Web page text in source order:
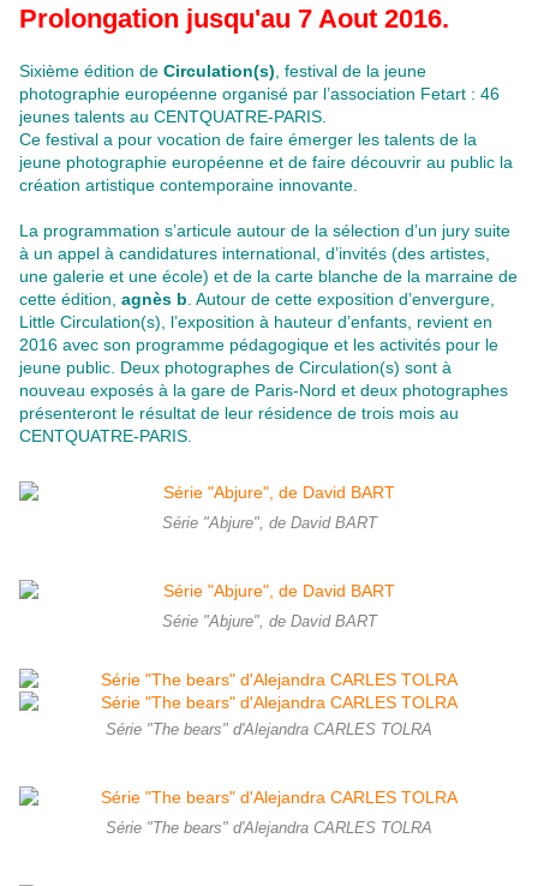
Prolongation jusqu'au 7 Aout 2016.
Sixième édition de Circulation(s) , festival de la jeune
photographie européenne organisé par l’association Fetart : 46
jeunes talents au CENTQUATRE-PARIS.
Ce festival a pour vocation de faire émerger les talents de la
jeune photographie européenne et de faire découvrir au public la
création artistique contemporaine innovante.
La programmation s’articule autour de la sélection d’un jury suite
à un appel à candidatures international, d’invités (des artistes,
une galerie et une école) et de la carte blanche de la marraine de
cette édition, agnès b . Autour de cette exposition d’envergure,
Little Circulation(s), l’exposition à hauteur d’enfants, revient en
2016 avec son programme pédagogique et les activités pour le
jeune public. Deux photographes de Circulation(s) sont à
nouveau exposés à la gare de Paris-Nord et deux photographes
présenteront le résultat de leur résidence de trois mois au
CENTQUATRE-PARIS.
Série "Abjure", de David BART
Série "Abjure", de David BART
Série "The bears" d'Alejandra CARLES TOLRA
Série "The bears" d'Alejandra CARLES TOLRA